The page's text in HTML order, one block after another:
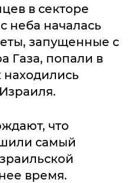
в секторе
неба началась
запущенные с
Газа, попали в
находились
что
самый
время.